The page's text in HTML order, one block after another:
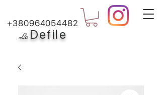
La Defile
+380964054482